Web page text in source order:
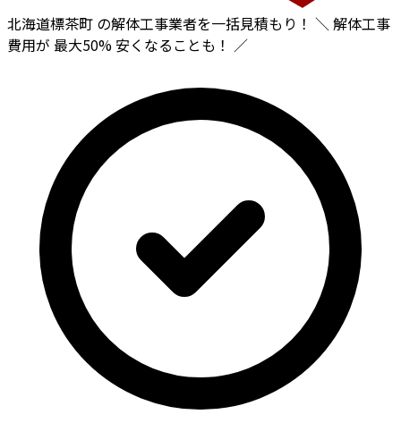
北海道標茶町 の解体工事業者を一括見積もり！ ＼ 解体工事
費用が 最大50%安くなることも！ ／